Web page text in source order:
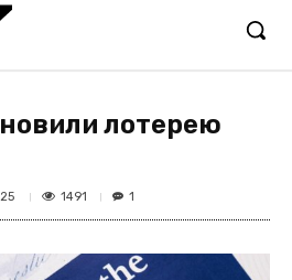
лотерею
1491 1